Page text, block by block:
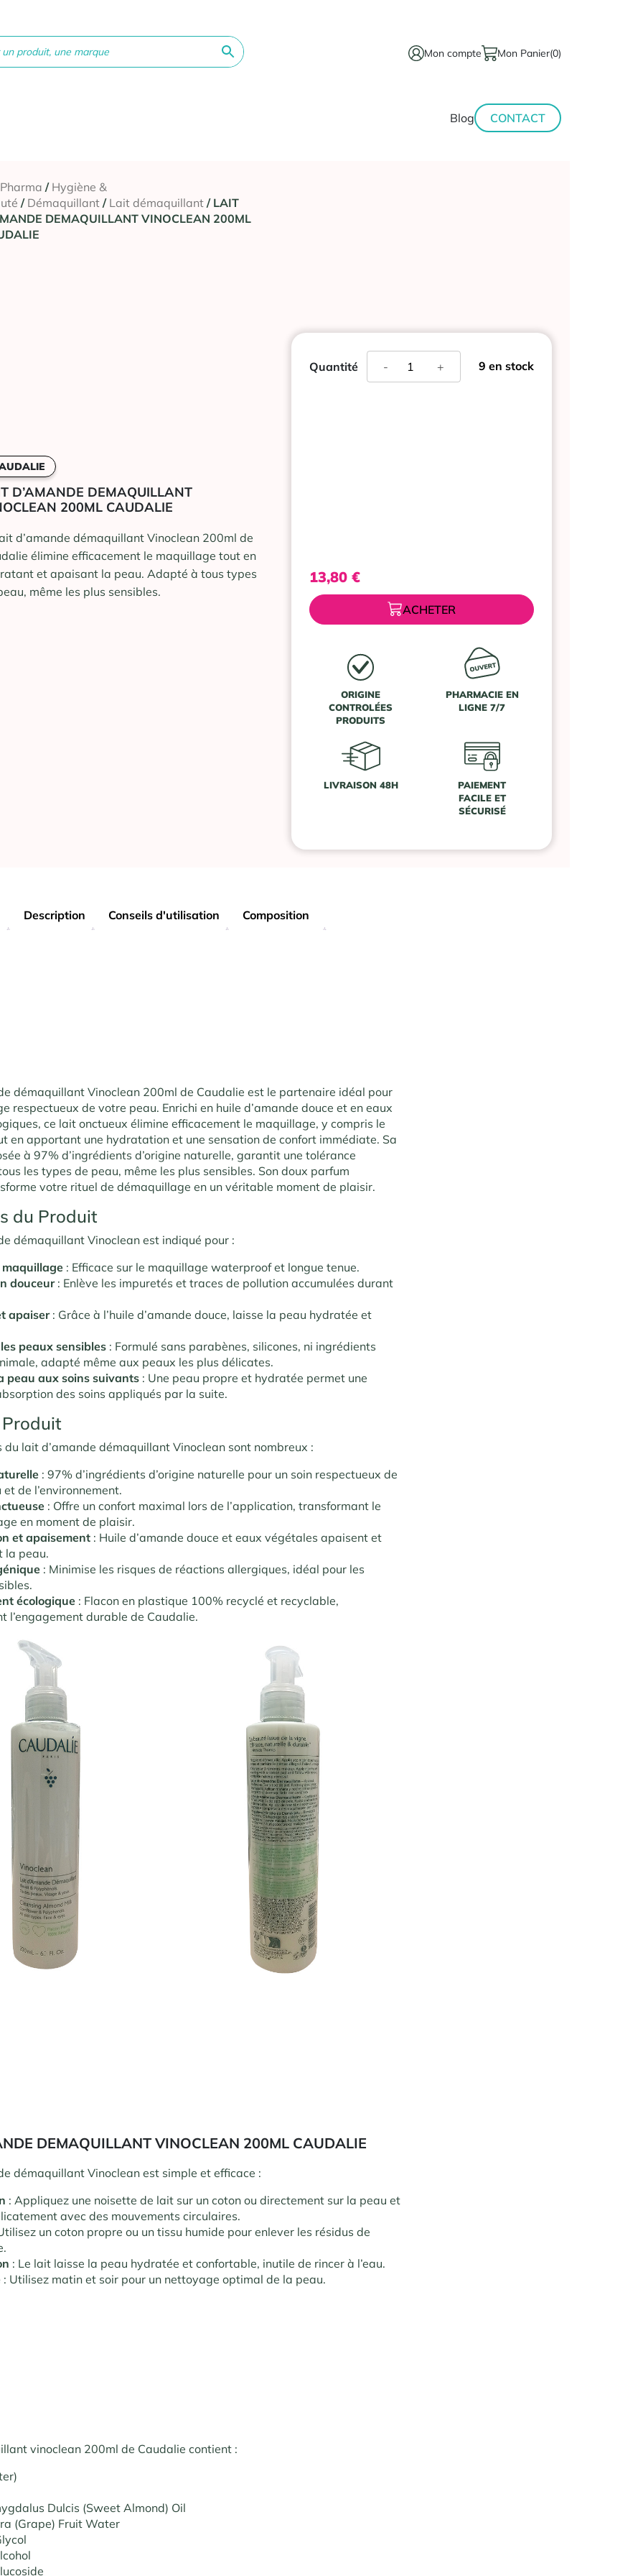
Mon compte Mon Panier(0)
Blog CONTACT
/ Hygiène &
/ Démaquillant / Lait démaquillant / LAIT
DEMAQUILLANT VINOCLEAN 200ML
D’AMANDE DEMAQUILLANT
200ML CAUDALIE
d’amande démaquillant Vinoclean 200ml de
élimine efficacement le maquillage tout en
et apaisant la peau. Adapté à tous types
même les plus sensibles.
9 en stock
Quantité +
-
13,80 €
ACHETER
ORIGINE
CONTROLÉES
PRODUITS
PHARMACIE EN
LIGNE 7/7
LIVRAISON 48H
PAIEMENT
FACILE ET
SÉCURISÉ
Description Conseils d'utilisation Composition
démaquillant Vinoclean 200ml de Caudalie est le partenaire idéal pour
respectueux de votre peau. Enrichi en huile d’amande douce et en eaux
ce lait onctueux élimine efficacement le maquillage, y compris le
en apportant une hydratation et une sensation de confort immédiate. Sa
à 97% d’ingrédients d’origine naturelle, garantit une tolérance
les types de peau, même les plus sensibles. Son doux parfum
votre rituel de démaquillage en un véritable moment de plaisir.
du Produit
démaquillant Vinoclean est indiqué pour :
maquillage : Efficace sur le maquillage waterproof et longue tenue.
douceur: Enlève les impuretés et traces de pollution accumulées durant
apaiser: Grâce à l’huile d’amande douce, laisse la peau hydratée et
peaux sensibles : Formulé sans parabènes, silicones, ni ingrédients
adapté même aux peaux les plus délicates.
peau aux soins suivants : Une peau propre et hydratée permet une
des soins appliqués par la suite.
du lait d’amande démaquillant Vinoclean sont nombreux :
: 97% d’ingrédients d’origine naturelle pour un soin respectueux de
de l’environnement.
: Offre un confort maximal lors de l’application, transformant le
en moment de plaisir.
et apaisement : Huile d’amande douce et eaux végétales apaisent et
la peau.
: Minimise les risques de réactions allergiques, idéal pour les
écologique : Flacon en plastique 100% recyclé et recyclable,
l’engagement durable de Caudalie.
DEMAQUILLANT VINOCLEAN 200ML CAUDALIE
démaquillant Vinoclean est simple et efficace :
: Appliquez une noisette de lait sur un coton ou directement sur la peau et
avec des mouvements circulaires.
un coton propre ou un tissu humide pour enlever les résidus de
: Le lait laisse la peau hydratée et confortable, inutile de rincer à l’eau.
: Utilisez matin et soir pour un nettoyage optimal de la peau.
vinoclean 200ml de Caudalie contient :
Dulcis (Sweet Almond) Oil
(Grape) Fruit Water